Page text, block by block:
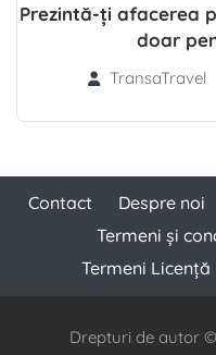
Prezintă-ți afacerea
doar
TransaTravel
Contact Despre noi
Termeni și
Termeni Licență
Drepturi de autor